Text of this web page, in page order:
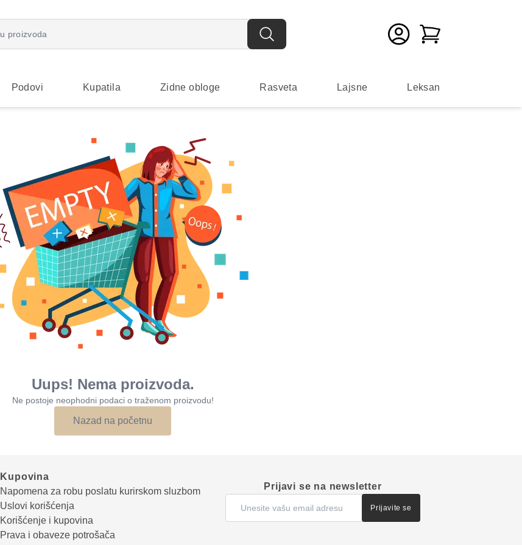
Podovi Kupatila Zidne obloge Rasveta Lajsne Leksan
Uups! Nema proizvoda.
Ne postoje neophodni podaci o traženom proizvodu!
Nazad na početnu
Kupovina
Napomena za robu poslatu kurirskom sluzbom
Uslovi korišćenja
Korišćenje i kupovina
Prava i obaveze potrošača
Prijavi se na newsletter
Prijavite se